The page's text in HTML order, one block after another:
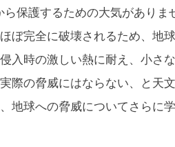
保護するための大気がありま
ぼ完全に破壊されるため、地
入時の激しい熱に耐え、小さ
際の脅威にはならない、と天
地球への脅威についてさらに